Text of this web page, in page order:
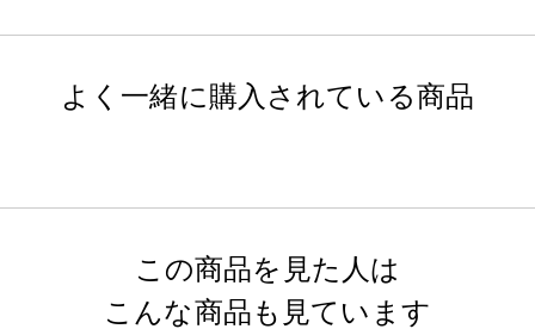
よく一緒に購入されている商品
この商品を見た人は
こんな商品も見ています